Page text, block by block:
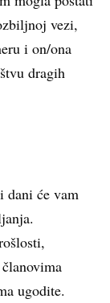
vezi,
i on/ona
dragih
dani će vam
ugodite.